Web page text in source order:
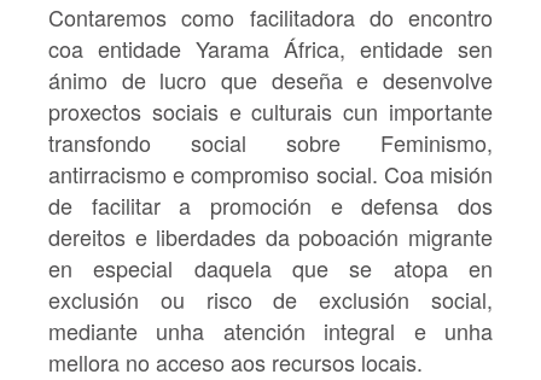
Contaremos como facilitadora do encontro
coa entidade Yarama África, entidade sen
ánimo de lucro que deseña e desenvolve
proxectos sociais e culturais cun importante
transfondo social sobre Feminismo,
antirracismo e compromiso social. Coa misión
de facilitar a promoción e defensa dos
dereitos e liberdades da poboación migrante
en especial daquela que se atopa en
exclusión ou risco de exclusión social,
mediante unha atención integral e unha
mellora no acceso aos recursos locais.